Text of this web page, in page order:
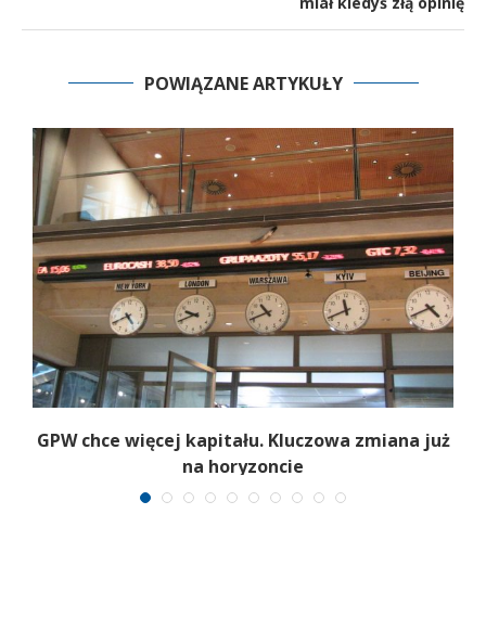
POWIĄZANE ARTYKUŁY
GPW chce więcej kapitału. Kluczowa zmiana już
na horyzoncie